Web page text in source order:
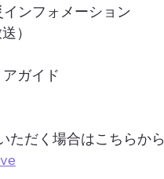
ンフォメーション
送）
ガイド
ただく場合はこちらから